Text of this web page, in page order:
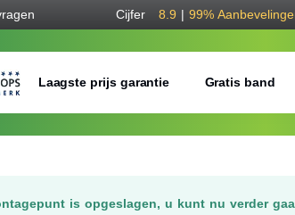
Cijfer 8.9 | 99%
Laagste prijs garantie Gratis band
is opgeslagen, u kunt nu verder